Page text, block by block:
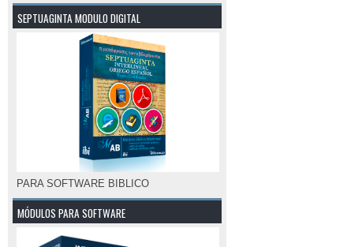
SEPTUAGINTA MODULO DIGITAL
PARA SOFTWARE BIBLICO
MÓDULOS PARA SOFTWARE